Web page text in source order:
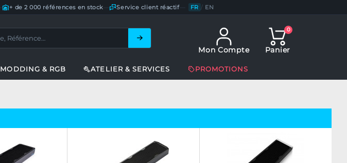
+ de 2 000 références en stock Service client réactif— FR / EN
Mon Compte
0
Panier
MODDING & RGB ATELIER & SERVICES PROMOTIONS